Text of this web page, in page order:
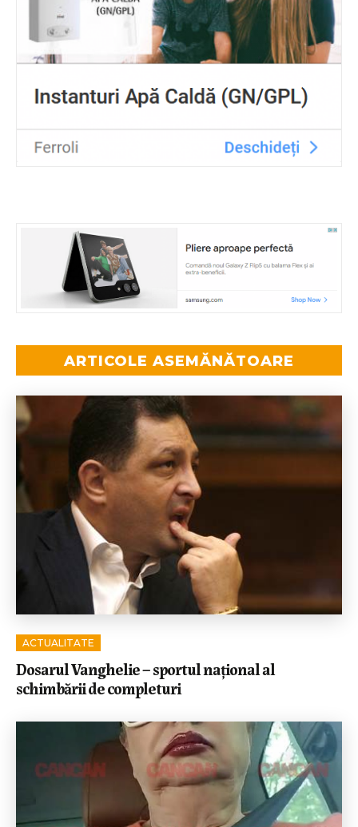
ARTICOLE ASEMĂNĂTOARE
ACTUALITATE
Dosarul Vanghelie – sportul național al
schimbării de completuri